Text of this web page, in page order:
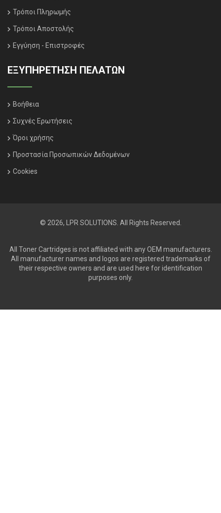
Τρόποι Πληρωμής
Τρόποι Αποστολής
Εγγύηση - Επιστροφές
ΕΞΥΠΗΡΈΤΗΣΗ ΠΕΛΑΤΏΝ
Βοήθεια
Συχνές Ερωτήσεις
Όροι χρήσης
Προστασία Προσωπικών Δεδομένων
Cookies
© 2026, LPR SOLUTIONS. All Rights Reserved.
All Toner Cartridges is not affiliated with any OEM manufacturers.
All manufacturer names and logos are registered trademarks of
their respective owners and are used here for identification
purposes only.